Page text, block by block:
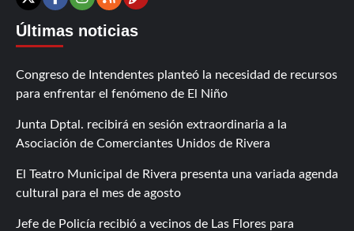
X Facebook
Instagram
RSSContáctanos
Últimas noticias
Congreso de Intendentes planteó la necesidad de recursos
para enfrentar el fenómeno de El Niño
Junta Dptal. recibirá en sesión extraordinaria a la
Asociación de Comerciantes Unidos de Rivera
El Teatro Municipal de Rivera presenta una variada agenda
cultural para el mes de agosto
Jefe de Policía recibió a vecinos de Las Flores para